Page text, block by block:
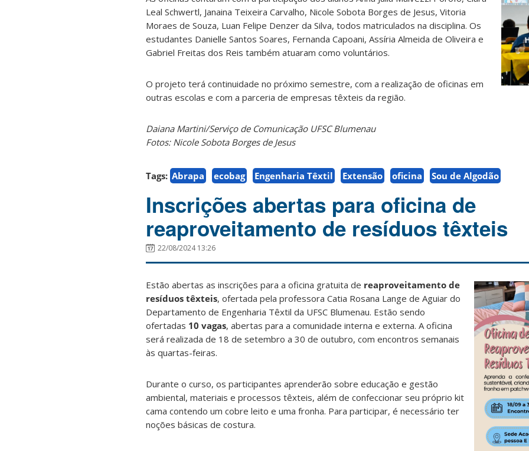
Leal Schwertl, Janaina Teixeira Carvalho, Nicole Sobota Borges de Jesus, Vitoria
Moraes de Souza, Luan Felipe Denzer da Silva, todos matriculados na disciplina. Os
estudantes Danielle Santos Soares, Fernanda Capoani, Assíria Almeida de Oliveira e
Gabriel Freitas dos Reis também atuaram como voluntários.
O projeto terá continuidade no próximo semestre, com a realização de oficinas em
outras escolas e com a parceria de empresas têxteis da região.
Daiana Martini/Serviço de Comunicação UFSC Blumenau
Fotos: Nicole Sobota Borges de Jesus
Tags: Abrapa ecobag Engenharia Têxtil Extensão oficina Sou de Algodão
Inscrições abertas para oficina de
reaproveitamento de resíduos têxteis
22/08/2024 13:26
Estão abertas as inscrições para a oficina gratuita de reaproveitamento de
resíduos têxteis, ofertada pela professora Catia Rosana Lange de Aguiar do
Departamento de Engenharia Têxtil da UFSC Blumenau. Estão sendo
ofertadas 10 vagas, abertas para a comunidade interna e externa. A oficina
será realizada de 18 de setembro a 30 de outubro, com encontros semanais
às quartas-feiras.
Durante o curso, os participantes aprenderão sobre educação e gestão
ambiental, materiais e processos têxteis, além de confeccionar seu próprio kit
cama contendo um cobre leito e uma fronha. Para participar, é necessário ter
noções básicas de costura.